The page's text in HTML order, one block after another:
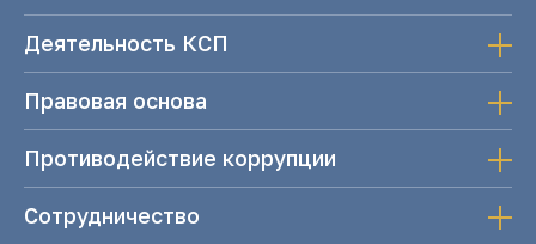
Деятельность КСП
Правовая основа
Противодействие коррупции
Сотрудничество